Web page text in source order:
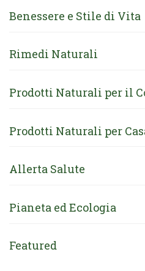
Benessere e Stile di Vita
Rimedi Naturali
Prodotti Naturali per il
Prodotti Naturali per
Allerta Salute
Pianeta ed Ecologia
Featured